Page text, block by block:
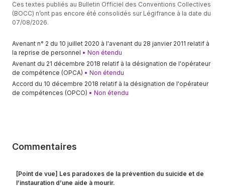
Ces textes publiés au Bulletin Officiel des Conventions Collectives
(BOCC) n’ont pas encore été consolidés sur Légifrance à la date du
07/08/2026.
Avenant n° 2 du 10 juillet 2020 à l'avenant du 28 janvier 2011 relatif à
la reprise de personnel • Non étendu
Avenant du 21 décembre 2018 relatif à la désignation de l'opérateur
de compétence (OPCA) • Non étendu
Accord du 10 décembre 2018 relatif à la désignation de l'opérateur
de compétences (OPCO) • Non étendu
Commentaires
[Point de vue] Les paradoxes de la prévention du suicide et de
l’instauration d’une aide à mourir.